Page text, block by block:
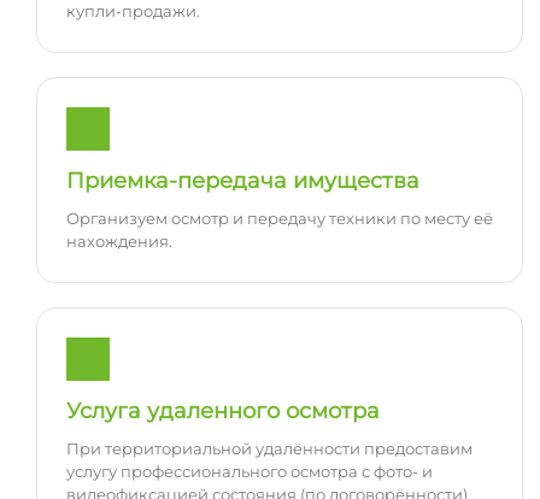
купли-продажи.
Приемка-передача имущества
Организуем осмотр и передачу техники по месту её
нахождения.
Услуга удаленного осмотра
При территориальной удалённости предоставим
услугу профессионального осмотра с фото- и
видеофиксацией состояния (по договорённости).